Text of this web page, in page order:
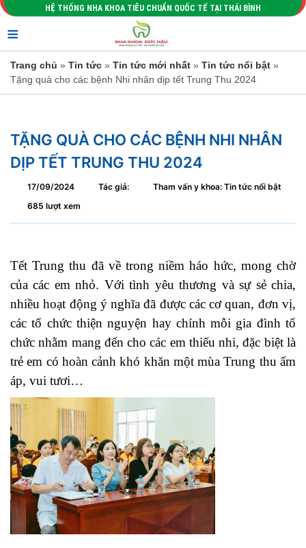
HỆ THỐNG NHA KHOA TIÊU CHUẨN QUỐC TẾ TẠI THÁI BÌNH
≡
Trang chủ » Tin tức » Tin tức mới nhất » Tin tức nổi bật »
Tặng quà cho các bệnh Nhi nhân dịp tết Trung Thu 2024
TẶNG QUÀ CHO CÁC BỆNH NHI NHÂN
DỊP TẾT TRUNG THU 2024
17/09/2024 Tác giả:
Tham vấn y khoa: Tin tức nổi bật
685 lượt xem
Tết Trung thu đã về trong niềm háo hức, mong chờ
của các em nhỏ. Với tình yêu thương và sự sẻ chia,
nhiều hoạt động ý nghĩa đã được các cơ quan, đơn vị,
các tổ chức thiện nguyện hay chính mỗi gia đình tổ
chức nhằm mang đến cho các em thiếu nhi, đặc biệt là
trẻ em có hoàn cảnh khó khăn một mùa Trung thu ấm
áp, vui tươi…